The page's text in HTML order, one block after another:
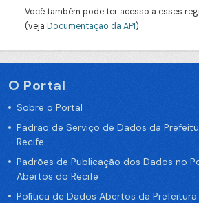
Você também pode ter acesso a esses
(veja Documentação da API).
O Portal
Sobre o Portal
Padrão de Serviço de Dados da
Recife
Padrões de Publicação dos Dados no
Abertos do Recife
Política de Dados Abertos da Prefeitura